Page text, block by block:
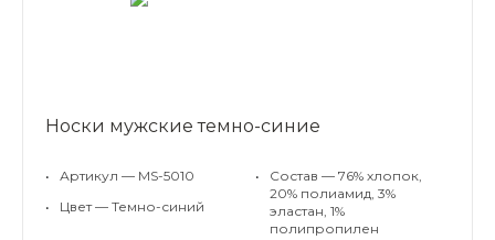
Носки мужские темно-синие
•
Артикул — MS-5010
•
Цвет — Темно-синий
•
Состав — 76% хлопок,
20% полиамид, 3%
эластан, 1%
полипропилен